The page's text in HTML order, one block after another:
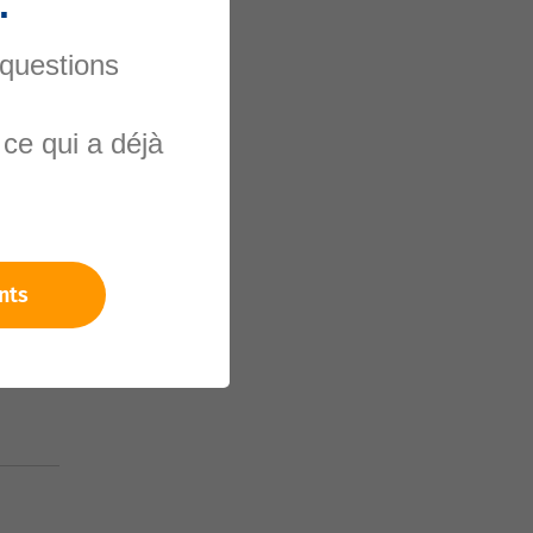
qui a déjà